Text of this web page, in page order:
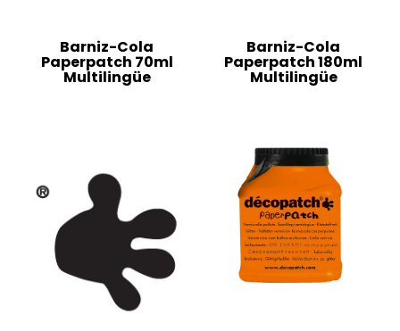
Barniz-Cola
Paperpatch 70ml
Multilingüe
Barniz-Cola
Paperpatch 180ml
Multilingüe